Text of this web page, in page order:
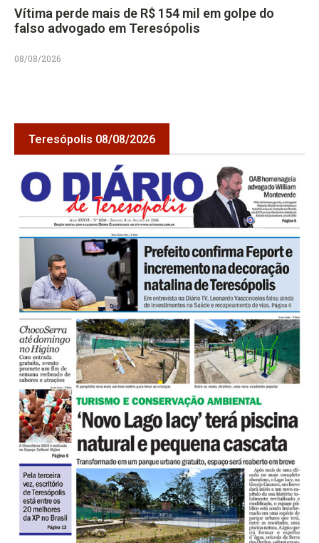
Vítima perde mais de R$ 154 mil em golpe do
falso advogado em Teresópolis
08/08/2026
Teresópolis 08/08/2026